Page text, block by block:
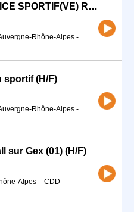
EDUCATEUR EDUCATRICE SPORTIF(VE) RUGBY (H/F)
Rhône-Alpes -
sportif (H/F)
Rhône-Alpes -
sur Gex (01) (H/F)
Alpes - CDD -